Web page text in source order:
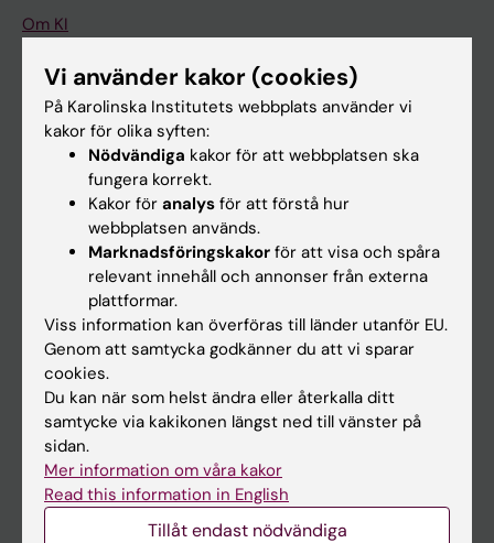
Om KI
På gång
Nyheter
Kalender
Schema
Studentmejlen
Kurs- och programwebbar
Student på KI
Vi använder kakor (cookies)
På Karolinska Institutets webbplats använder vi
kakor för olika syften:
Nödvändiga kakor för att webbplatsen ska
fungera korrekt.
Kakor för analys för att förstå hur
webbplatsen används.
Marknadsföringskakor för att visa och spåra
relevant innehåll och annonser från externa
plattformar.
Viss information kan överföras till länder utanför EU.
Genom att samtycka godkänner du att vi sparar
cookies.
Du kan när som helst ändra eller återkalla ditt
samtycke via kakikonen längst ned till vänster på
sidan.
Mer information om våra kakor
Read this information in English
Tillåt endast nödvändiga